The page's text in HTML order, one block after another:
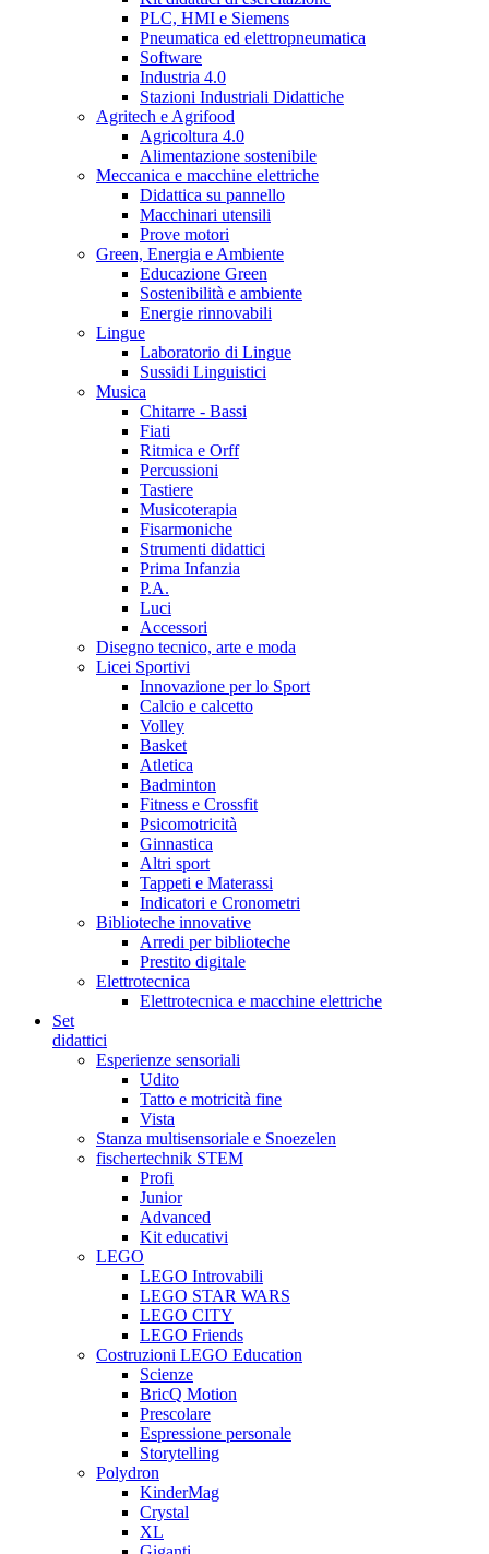
PLC, HMI e Siemens
Pneumatica ed elettropneumatica
Software
Industria 4.0
Stazioni Industriali Didattiche
Agritech e Agrifood
Agricoltura 4.0
Alimentazione sostenibile
Meccanica e macchine elettriche
Didattica su pannello
Macchinari utensili
Prove motori
Green, Energia e Ambiente
Educazione Green
Sostenibilità e ambiente
Energie rinnovabili
Lingue
Laboratorio di Lingue
Sussidi Linguistici
Musica
Chitarre - Bassi
Fiati
Ritmica e Orff
Percussioni
Tastiere
Musicoterapia
Fisarmoniche
Strumenti didattici
Prima Infanzia
P.A.
Luci
Accessori
Disegno tecnico, arte e moda
Licei Sportivi
Innovazione per lo Sport
Calcio e calcetto
Volley
Basket
Atletica
Badminton
Fitness e Crossfit
Psicomotricità
Ginnastica
Altri sport
Tappeti e Materassi
Indicatori e Cronometri
Biblioteche innovative
Arredi per biblioteche
Prestito digitale
Elettrotecnica
Elettrotecnica e macchine elettriche
Set
didattici
Esperienze sensoriali
Udito
Tatto e motricità fine
Vista
Stanza multisensoriale e Snoezelen
fischertechnik STEM
Profi
Junior
Advanced
Kit educativi
LEGO
LEGO Introvabili
LEGO STAR WARS
LEGO CITY
LEGO Friends
Costruzioni LEGO Education
Scienze
BricQ Motion
Prescolare
Espressione personale
Storytelling
Polydron
KinderMag
Crystal
XL